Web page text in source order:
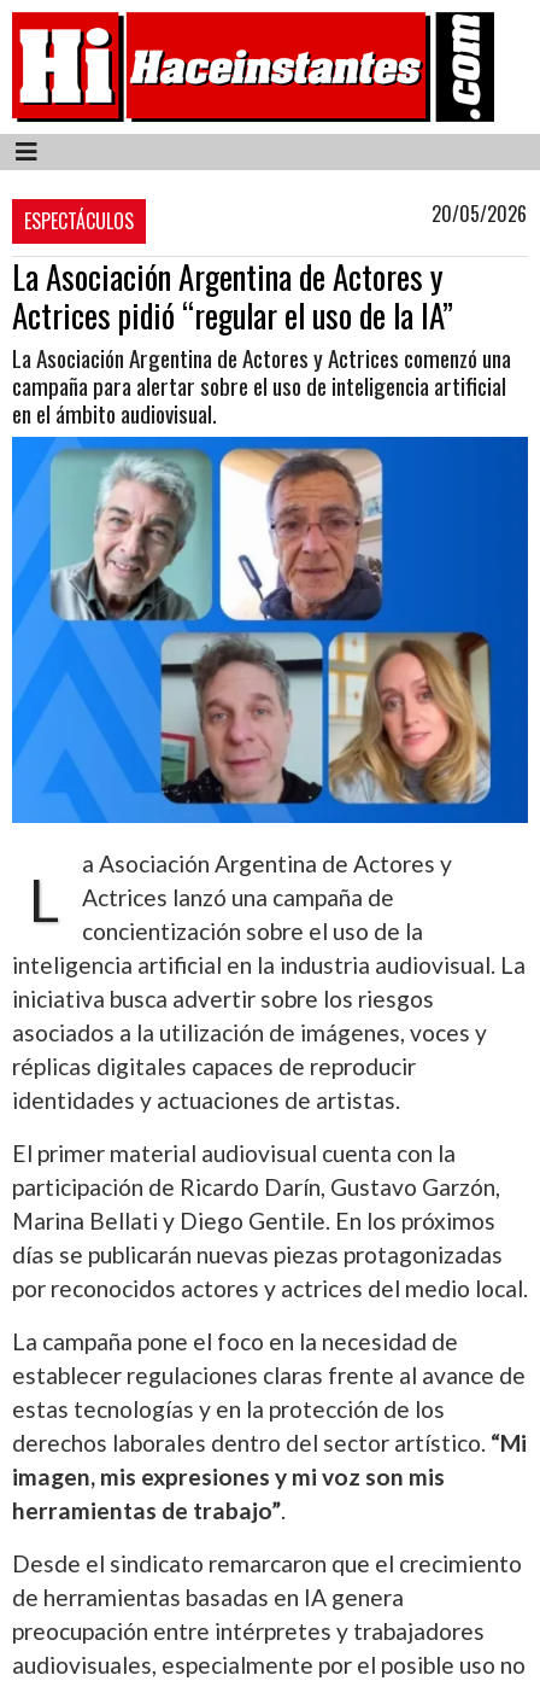
ESPECTÁCULOS 20/05/2026
La Asociación Argentina de Actores y
Actrices pidió “regular el uso de la IA”
La Asociación Argentina de Actores y Actrices comenzó una
campaña para alertar sobre el uso de inteligencia artificial
en el ámbito audiovisual.
L
a Asociación Argentina de Actores y
Actrices lanzó una campaña de
concientización sobre el uso de la
inteligencia artificial en la industria audiovisual. La
iniciativa busca advertir sobre los riesgos
asociados a la utilización de imágenes, voces y
réplicas digitales capaces de reproducir
identidades y actuaciones de artistas.
El primer material audiovisual cuenta con la
participación de Ricardo Darín, Gustavo Garzón,
Marina Bellati y Diego Gentile. En los próximos
días se publicarán nuevas piezas protagonizadas
por reconocidos actores y actrices del medio local.
La campaña pone el foco en la necesidad de
establecer regulaciones claras frente al avance de
estas tecnologías y en la protección de los
derechos laborales dentro del sector artístico. “Mi
imagen, mis expresiones y mi voz son mis
herramientas de trabajo”.
Desde el sindicato remarcaron que el crecimiento
de herramientas basadas en IA genera
preocupación entre intérpretes y trabajadores
audiovisuales, especialmente por el posible uso no